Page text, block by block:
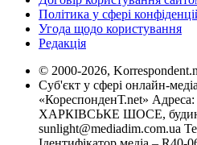
Політика у сфері
Угода щодо користування
Редакція
© 2000-2026,
Суб'єкт у сфері онлайн-
«КореспонденТ.net» Адреса:
ХАРКІВСЬКЕ ШОСЕ,
sunlight@mediadim.com.ua